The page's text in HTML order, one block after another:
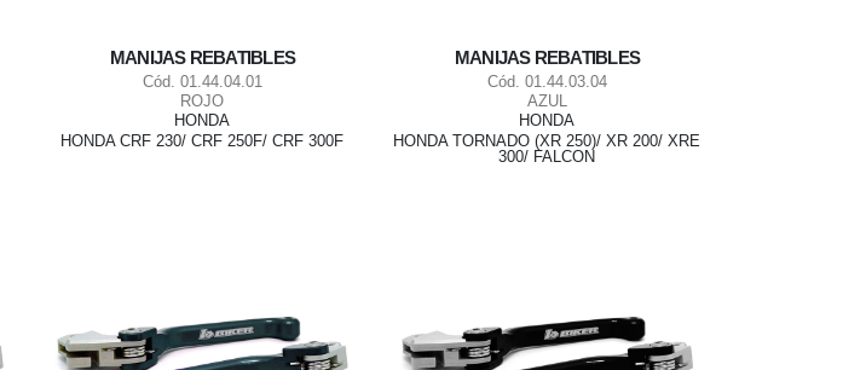
MANIJAS REBATIBLES
Cód. 01.44.04.01
ROJO
HONDA
HONDA CRF 230/ CRF 250F/ CRF 300F
MANIJAS REBATIBLES
Cód. 01.44.03.04
AZUL
HONDA
HONDA TORNADO (XR 250)/ XR 200/ XRE
300/ FALCON